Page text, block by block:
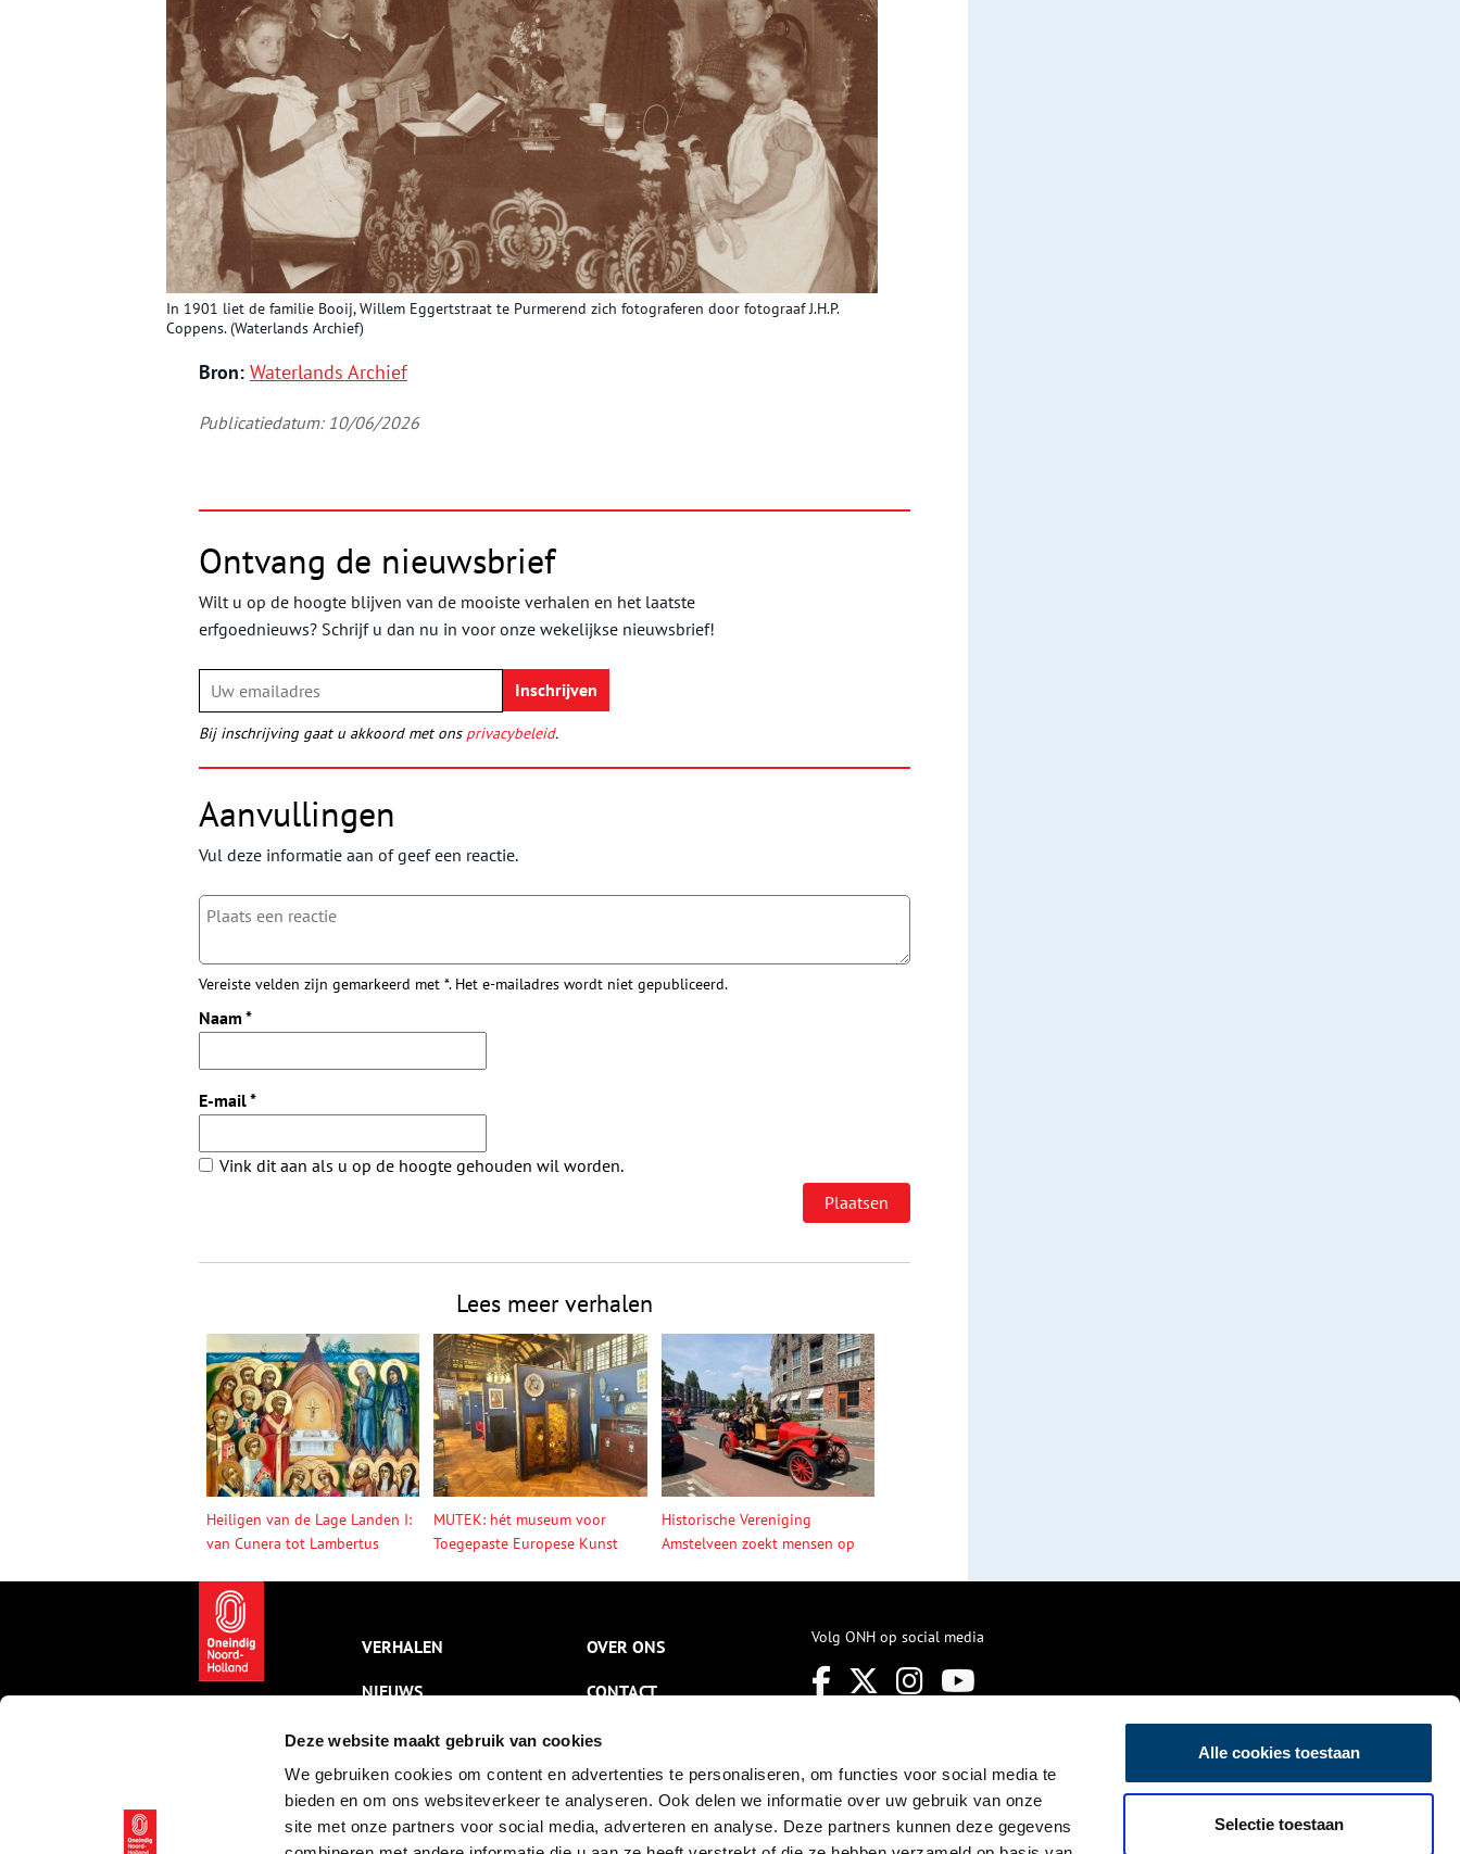
Deze website maakt gebruik van cookies
We gebruiken cookies om content en advertenties te personaliseren, om functies voor social media te
bieden en om ons websiteverkeer te analyseren. Ook delen we informatie over uw gebruik van onze
site met onze partners voor social media, adverteren en analyse. Deze partners kunnen deze gegevens
Alle cookies toestaan
Selectie toestaan
In 1901 liet de familie Booij, Willem Eggertstraat te Purmerend zich fotograferen door fotograaf J.H.P.
Coppens. (Waterlands Archief)
Bron: Waterlands Archief
Publicatiedatum: 10/06/2026
Ontvang de nieuwsbrief
Wilt u op de hoogte blijven van de mooiste verhalen en het laatste
erfgoednieuws? Schrijf u dan nu in voor onze wekelijkse nieuwsbrief!
Bij inschrijving gaat u akkoord met ons privacybeleid.
Aanvullingen
Vul deze informatie aan of geef een reactie.
Vereiste velden zijn gemarkeerd met *. Het e-mailadres wordt niet gepubliceerd.
Naam *
E-mail*
Vink dit aan als u op de hoogte gehouden wil worden.
Lees meer verhalen
Heiligen van de Lage Landen I:
van Cunera tot Lambertus
MUTEK: hét museum voor
Toegepaste Europese Kunst
Historische Vereniging
Amstelveen zoekt mensen op
VERHALEN
NIEUWS
KALENDER
THEMA’S
ACTIVITEITEN
OVER ONS
CONTACT
NIEUWSBRIEF
DISCLAIMER
PRIVACY
Volg ONH op social media